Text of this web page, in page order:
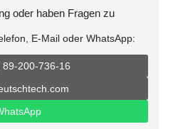
oder haben Fragen zu
E-Mail oder WhatsApp:
89-200-736-16